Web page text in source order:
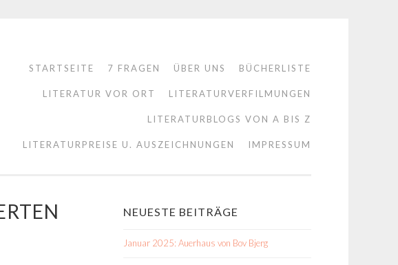
STARTSEITE 7 FRAGEN ÜBER UNS BÜCHERLISTE
LITERATUR VOR ORT LITERATURVERFILMUNGEN
LITERATURBLOGS VON A BIS Z
LITERATURPREISE U. AUSZEICHNUNGEN IMPRESSUM
NEUESTE BEITRÄGE
Januar 2025: Auerhaus von Bov Bjerg